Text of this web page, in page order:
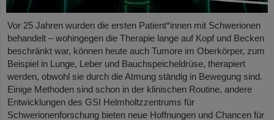
Vor 25 Jahren wurden die ersten Patient*innen mit Schwerionen
behandelt – wohingegen die Therapie lange auf Kopf und Becken
beschränkt war, können heute auch Tumore im Oberkörper, zum
Beispiel in Lunge, Leber und Bauchspeicheldrüse, therapiert
werden, obwohl sie durch die Atmung ständig in Bewegung sind.
Einige Methoden sind schon in der klinischen Routine, andere
Entwicklungen des GSI Helmholtzzentrums für
Schwerionenforschung bieten neue Hoffnungen und Chancen für